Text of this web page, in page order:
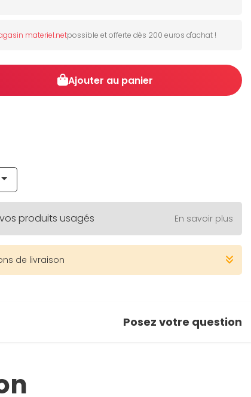
materiel.netpossible et offerte dès 200 euros d'achat !
Ajouter au panier
produits usagés En savoir plus
de livraison
Posez votre question